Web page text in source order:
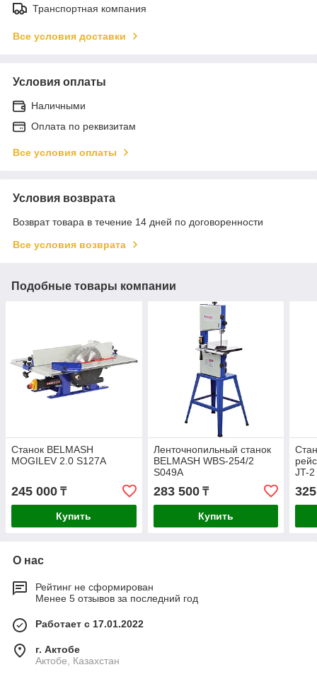
Транспортная компания
Все условия доставки
Условия оплаты
Наличными
Оплата по реквизитам
Все условия оплаты
Условия возврата
Возврат товара в течение 14 дней по договоренности
Все условия возврата
Подобные товары компании
Станок BELMASH
MOGILEV 2.0 S127A
245 000 ₸
Купить
Ленточнопильный станок
BELMASH WBS-254/2
S049A
283 500₸
Купить
JT-
О нас
Рейтинг не сформирован
Менее 5 отзывов за последний год
Работает с 17.01.2022
г. Актобе
Актобе, Казахстан